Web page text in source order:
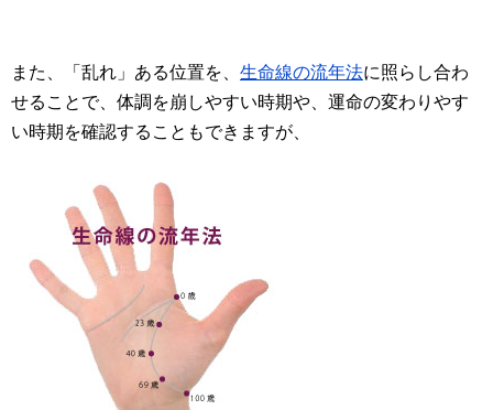
また、「乱れ」ある位置を、 生命線の流年法に照らし合わ
せることで、体調を崩しやすい時期や、運命の変わりやす
い時期を確認することもできますが、